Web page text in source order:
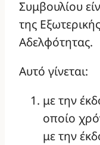
Συμβουλίου
της
Αδελφότητας.
Αυτό γίνεται:
με την
οποίο
με την